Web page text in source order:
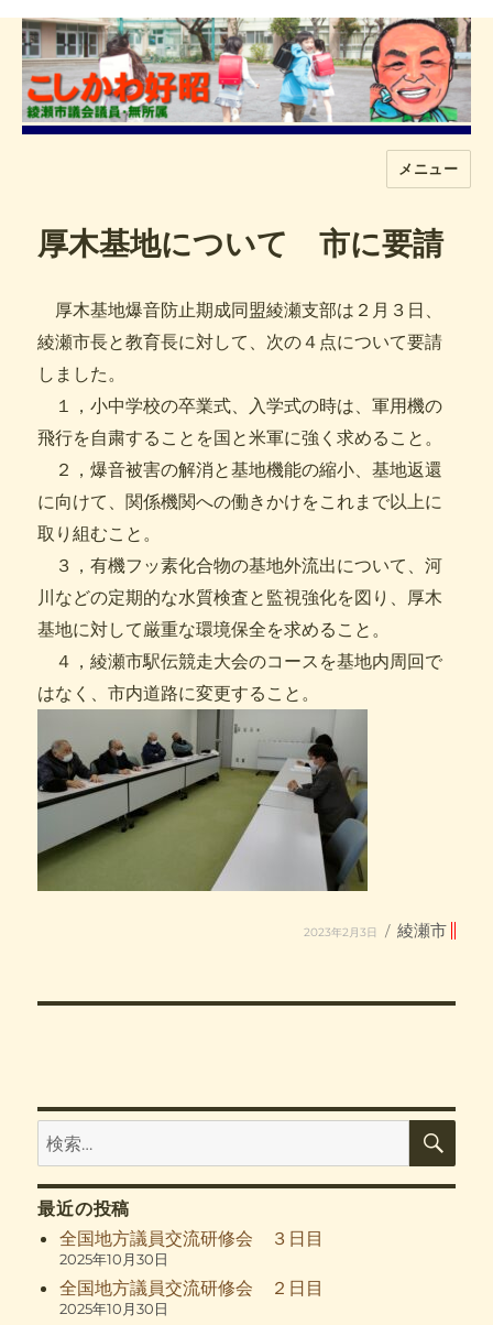
メニュー
厚木基地について 市に要請
厚木基地爆音防止期成同盟綾瀬支部は２月３日、
綾瀬市長と教育長に対して、次の４点について要請
しました。
１，小中学校の卒業式、入学式の時は、軍用機の
飛行を自粛することを国と米軍に強く求めること。
２，爆音被害の解消と基地機能の縮小、基地返還
に向けて、関係機関への働きかけをこれまで以上に
取り組むこと。
３，有機フッ素化合物の基地外流出について、河
川などの定期的な水質検査と監視強化を図り、厚木
基地に対して厳重な環境保全を求めること。
４，綾瀬市駅伝競走大会のコースを基地内周回で
はなく、市内道路に変更すること。
投
稿
2023年2月3日
カ
テ
綾瀬市
検
索:
検
最近の投稿
全国地方議員交流研修会 ３日目
2025年10月30日
全国地方議員交流研修会 ２日目
2025年10月30日